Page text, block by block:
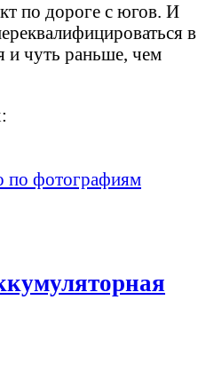
по дороге с югов. И
в
и чуть раньше, чем
по фотографиям